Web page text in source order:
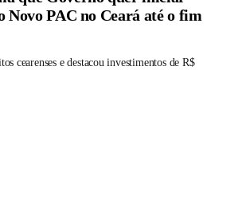
Novo PAC no Ceará até o fim
cearenses e destacou investimentos de R$